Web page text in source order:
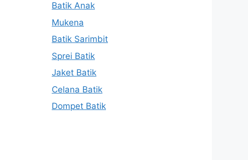
Batik Anak
Mukena
Batik Sarimbit
Sprei Batik
Jaket Batik
Celana Batik
Dompet Batik